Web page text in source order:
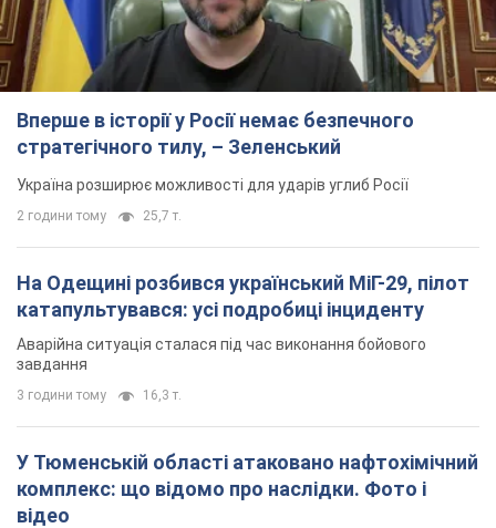
Вперше в історії у Росії немає безпечного
стратегічного тилу, – Зеленський
Україна розширює можливості для ударів углиб Росії